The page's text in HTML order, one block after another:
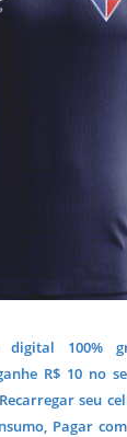
100%
R$ 10 no
seu
Pagar